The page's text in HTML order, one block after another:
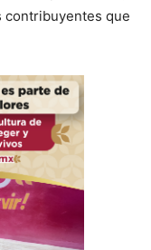
contribuyentes que